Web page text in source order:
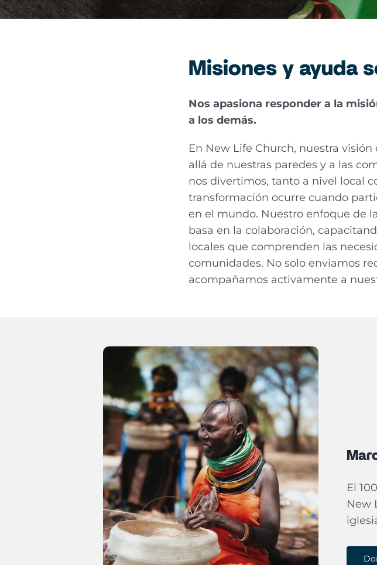
Misiones y ayuda
Nos apasiona responder a la
a los demás.
En New Life Church, nuestra
allá de nuestras paredes y a las
nos divertimos, tanto a nivel local
transformación ocurre cuando
en el mundo. Nuestro enfoque de
basa en la colaboración,
locales que comprenden las
comunidades. No solo enviamos
acompañamos activamente a
El
New